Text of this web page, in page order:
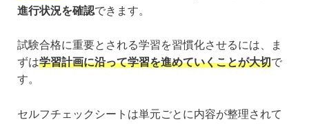
進行状況を確認できます。
試験合格に重要とされる学習を習慣化させるには、ま
ずは学習計画に沿って学習を進めていくことが大切で
す。
セルフチェックシートは単元ごとに内容が整理されて